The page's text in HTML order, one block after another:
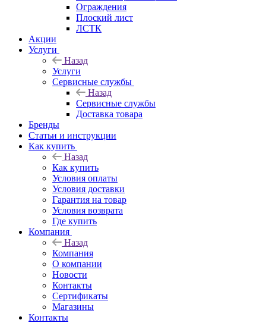
Ограждения
Плоский лист
ЛСТК
Акции
Услуги
Назад
Услуги
Сервисные службы
Назад
Сервисные службы
Доставка товара
Бренды
Статьи и инструкции
Как купить
Назад
Как купить
Условия оплаты
Условия доставки
Гарантия на товар
Условия возврата
Где купить
Компания
Назад
Компания
О компании
Новости
Контакты
Сертификаты
Магазины
Контакты